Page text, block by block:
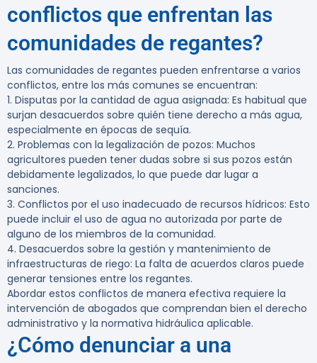
conflictos que enfrentan las
comunidades de regantes?
Las comunidades de regantes pueden enfrentarse a varios
conflictos, entre los más comunes se encuentran:
1. Disputas por la cantidad de agua asignada: Es habitual que
surjan desacuerdos sobre quién tiene derecho a más agua,
especialmente en épocas de sequía.
2. Problemas con la legalización de pozos: Muchos
agricultores pueden tener dudas sobre si sus pozos están
debidamente legalizados, lo que puede dar lugar a
sanciones.
3. Conflictos por el uso inadecuado de recursos hídricos: Esto
puede incluir el uso de agua no autorizada por parte de
alguno de los miembros de la comunidad.
4. Desacuerdos sobre la gestión y mantenimiento de
infraestructuras de riego: La falta de acuerdos claros puede
generar tensiones entre los regantes.
Abordar estos conflictos de manera efectiva requiere la
intervención de abogados que comprendan bien el derecho
administrativo y la normativa hidráulica aplicable.
¿Cómo denunciar a una